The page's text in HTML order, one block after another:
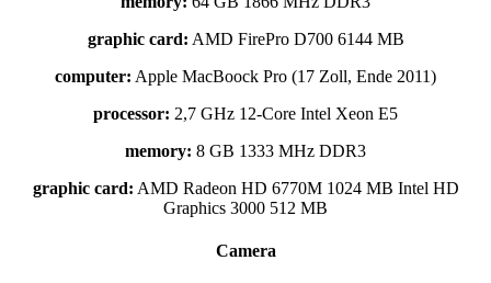
graphic card: AMD FirePro D700 6144 MB
computer: Apple MacBoock Pro (17 Zoll, Ende 2011)
processor: 2,7 GHz 12-Core Intel Xeon E5
memory: 8 GB 1333 MHz DDR3
graphic card: AMD Radeon HD 6770M 1024 MB Intel HD
Graphics 3000 512 MB
Camera